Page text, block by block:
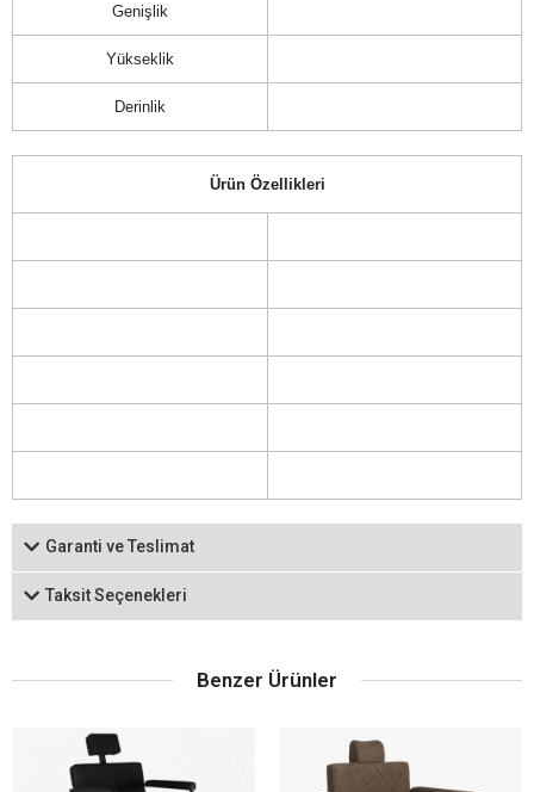
Genişlik
Yükseklik
Derinlik
Ürün Özellikleri
Garanti ve Teslimat
Taksit Seçenekleri
Benzer Ürünler